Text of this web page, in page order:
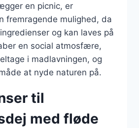
en picnic, er
fremragende mulighed, da
og kan laves på
en social atmosfære,
i madlavningen, og
at nyde naturen på.
til
med fløde